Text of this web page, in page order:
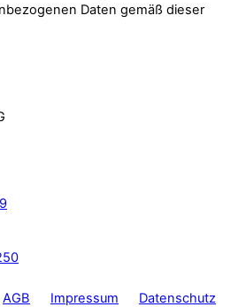
Daten gemäß dieser
AGB Impressum Datenschutz